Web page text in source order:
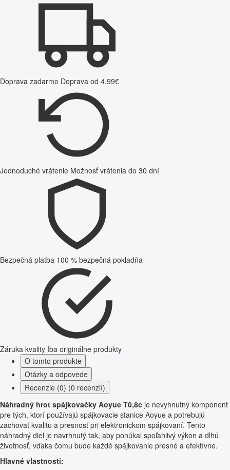
Doprava zadarmo Doprava od 4,99€
Jednoduché vrátenie Možnosť vrátenia do 30 dní
Bezpečná platba 100 % bezpečná pokladňa
Záruka kvality Iba originálne produkty
O tomto produkte
Otázky a odpovede
Recenzie (0) (0 recenzií)
Náhradný hrot spájkovačky Aoyue T0,8c je nevyhnutný komponent
pre tých, ktorí používajú spájkovacie stanice Aoyue a potrebujú
zachovať kvalitu a presnosť pri elektronickom spájkovaní. Tento
náhradný diel je navrhnutý tak, aby ponúkal spoľahlivý výkon a dlhú
životnosť, vďaka čomu bude každé spájkovanie presné a efektívne.
Hlavné vlastnosti: